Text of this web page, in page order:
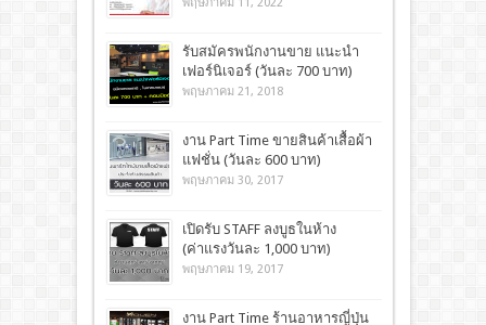
พฤษภาคม 11, 2022
รับสมัครพนักงานขาย แนะนำ
เฟอร์นิเจอร์ (วันละ 700 บาท)
พฤษภาคม 21, 2018
งาน Part Time ขายสินค้าเสื้อผ้า
แฟชั่น (วันละ 600 บาท)
พฤษภาคม 30, 2017
เปิดรับ STAFF ลงบูธในห้าง
(ค่าแรงวันละ 1,000 บาท)
พฤษภาคม 19, 2017
งาน Part Time ร้านอาหารญี่ปุ่น